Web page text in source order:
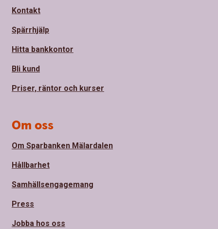
Kontakt
Spärrhjälp
Hitta bankkontor
Bli kund
Priser, räntor och kurser
Om oss
Om Sparbanken Mälardalen
Hållbarhet
Samhällsengagemang
Press
Jobba hos oss